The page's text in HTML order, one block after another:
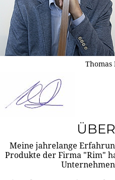
Thomas
Meine jahrelange
Produkte der Firma "Rim"